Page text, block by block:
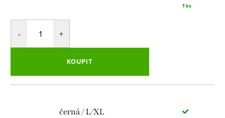
1 ks
KOUPIT
černá / L/XL